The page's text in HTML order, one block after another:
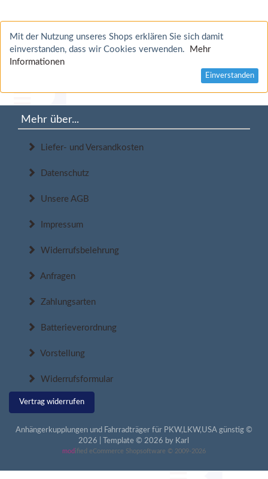
Mit der Nutzung unseres Shops erklären Sie sich damit
einverstanden, dass wir Cookies verwenden.
Mehr
Informationen
Einverstanden
Mehr über...
Liefer- und Versandkosten
Datenschutz
Unsere AGB
Impressum
Widerrufsbelehrung
Anfragen
Zahlungsarten
Batterieverordnung
Vorstellung
Widerrufsformular
Vertrag widerrufen
Anhängerkupplungen und Fahrradträger für PKW,LKW,USA günstig ©
2026 | Template © 2026 by Karl
mod ified eCommerce Shopsoftware © 2009-2026